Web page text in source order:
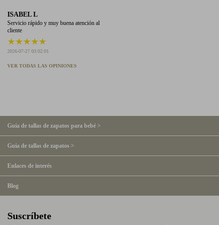
ISABEL L
Servicio rápido y muy buena atención al
cliente
★★★★★
2026-07-27 03:02:01
VER TODAS LAS OPINIONES
Guía de tallas de zapatos para bebé >
Guía de tallas de zapatos >
Enlaces de interés
Blog
Suscríbete